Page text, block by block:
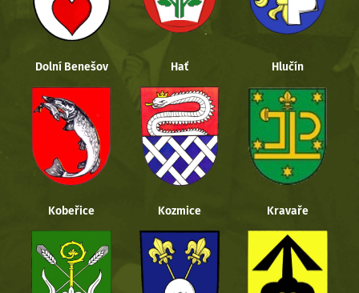
Dolní Benešov Hať Hlučín
Kobeřice Kozmice Kravaře